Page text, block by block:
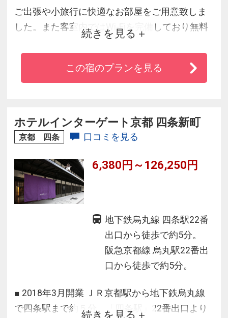
ご出張や小旅行に快適なお部屋をご用意致しま
した。また客室内ではWi-Fiを完備しており無料
インターネット接続がご利用頂けます。有線LAN
を全室完備し、ビジネスパーソンの為の設備を
充実させております。
続きを見る
この宿のプランを見る
ホテルインターゲート京都 四条新町
京都 四条 口コミを見る
6,380円～126,250円
地下鉄烏丸線 四条駅22番
出口から徒歩で約5分。
阪急京都線 烏丸駅22番出
口から徒歩で約5分。
■ 2018年3月開業 ＪＲ京都駅から地下鉄烏丸線
で四条駅まで約５分。「四条駅」22番出口より
続きを見る